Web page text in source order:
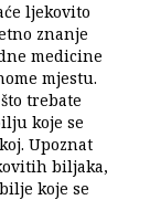
ljekovito
znanje
medicine
mjestu.
trebate
koje se
Upoznat
biljaka,
koje se